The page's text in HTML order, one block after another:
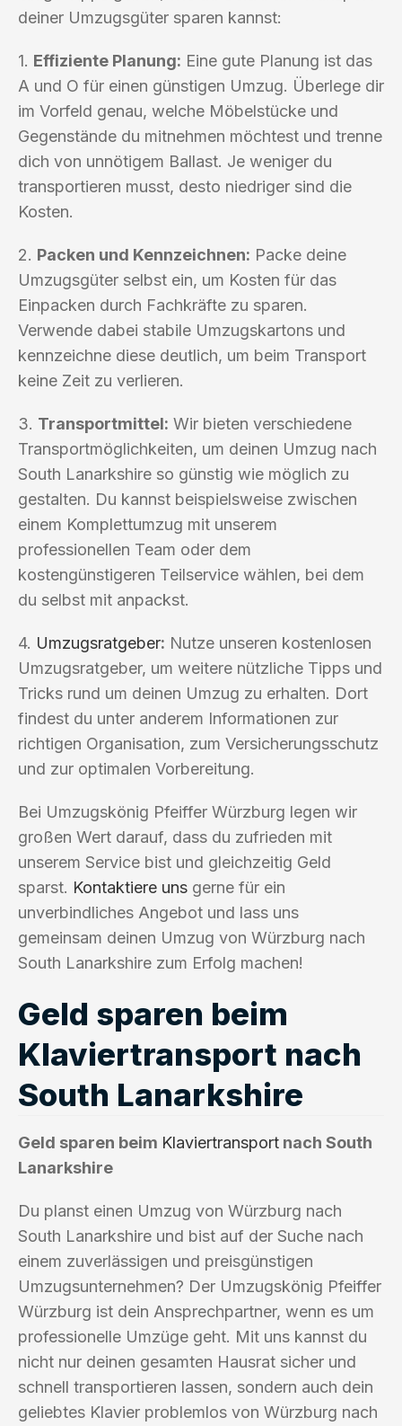
deiner Umzugsgüter sparen kannst:
1. Effiziente Planung: Eine gute Planung ist das
A und O für einen günstigen Umzug. Überlege dir
im Vorfeld genau, welche Möbelstücke und
Gegenstände du mitnehmen möchtest und trenne
dich von unnötigem Ballast. Je weniger du
transportieren musst, desto niedriger sind die
Kosten.
2. Packen und Kennzeichnen: Packe deine
Umzugsgüter selbst ein, um Kosten für das
Einpacken durch Fachkräfte zu sparen.
Verwende dabei stabile Umzugskartons und
kennzeichne diese deutlich, um beim Transport
keine Zeit zu verlieren.
3. Transportmittel: Wir bieten verschiedene
Transportmöglichkeiten, um deinen Umzug nach
South Lanarkshire so günstig wie möglich zu
gestalten. Du kannst beispielsweise zwischen
einem Komplettumzug mit unserem
professionellen Team oder dem
kostengünstigeren Teilservice wählen, bei dem
du selbst mit anpackst.
4. Umzugsratgeber: Nutze unseren kostenlosen
Umzugsratgeber, um weitere nützliche Tipps und
Tricks rund um deinen Umzug zu erhalten. Dort
findest du unter anderem Informationen zur
richtigen Organisation, zum Versicherungsschutz
und zur optimalen Vorbereitung.
Bei Umzugskönig Pfeiffer Würzburg legen wir
großen Wert darauf, dass du zufrieden mit
unserem Service bist und gleichzeitig Geld
sparst. Kontaktiere uns gerne für ein
unverbindliches Angebot und lass uns
gemeinsam deinen Umzug von Würzburg nach
South Lanarkshire zum Erfolg machen!
Geld sparen beim
Klaviertransport nach
South Lanarkshire
Geld sparen beim Klaviertransport nach South
Lanarkshire
Du planst einen Umzug von Würzburg nach
South Lanarkshire und bist auf der Suche nach
einem zuverlässigen und preisgünstigen
Umzugsunternehmen? Der Umzugskönig Pfeiffer
Würzburg ist dein Ansprechpartner, wenn es um
professionelle Umzüge geht. Mit uns kannst du
nicht nur deinen gesamten Hausrat sicher und
schnell transportieren lassen, sondern auch dein
geliebtes Klavier problemlos von Würzburg nach